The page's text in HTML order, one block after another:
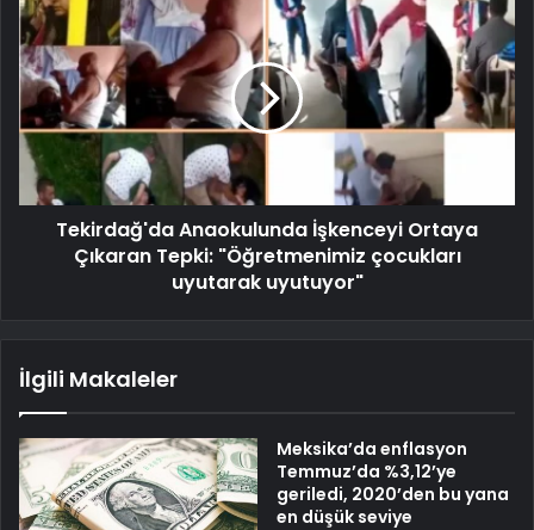
Tekirdağ'da Anaokulunda İşkenceyi Ortaya
Çıkaran Tepki: "Öğretmenimiz çocukları
uyutarak uyutuyor"
İlgili Makaleler
Meksika’da enflasyon
Temmuz’da %3,12’ye
geriledi, 2020’den bu yana
en düşük seviye